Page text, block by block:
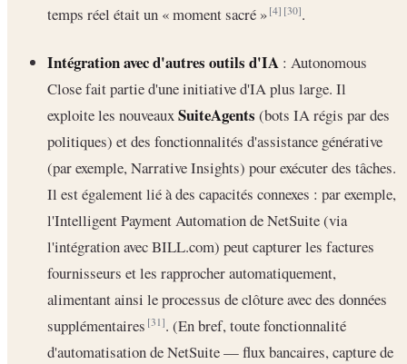
temps réel était un « moment sacré »[4] [30].
Intégration avec d'autres outils d'IA : Autonomous
Close fait partie d'une initiative d'IA plus large. Il
exploite les nouveauxSuiteAgents (bots IA régis par des
politiques) et des fonctionnalités d'assistance générative
(par exemple, Narrative Insights) pour exécuter des tâches.
Il est également lié à des capacités connexes : par exemple,
l'Intelligent Payment Automation de NetSuite (via
l'intégration avec BILL.com) peut capturer les factures
fournisseurs et les rapprocher automatiquement,
alimentant ainsi le processus de clôture avec des données
supplémentaires[31]. (En bref, toute fonctionnalité
d'automatisation de NetSuite — flux bancaires, capture de